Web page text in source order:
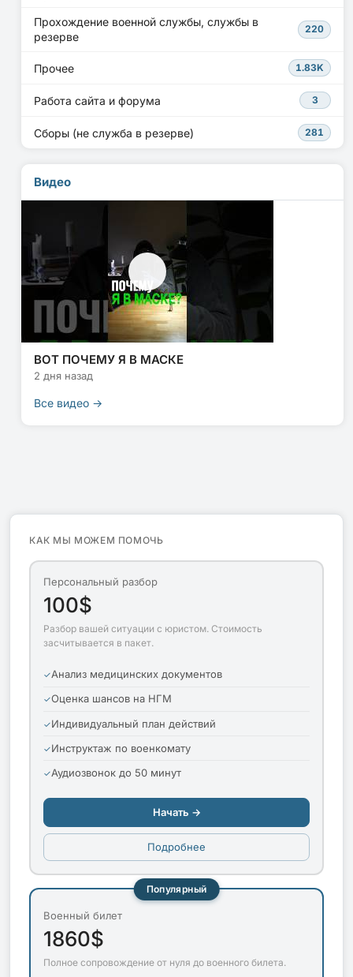
Прохождение военной службы, службы в
резерве
220
Прочее 1.83K
Работа сайта и форума 3
Сборы (не служба в резерве) 281
Видео
ВОТ ПОЧЕМУ Я В МАСКЕ
2 дня назад
Все видео →
КАК МЫ МОЖЕМ ПОМОЧЬ
Персональный разбор
100$
Разбор вашей ситуации с юристом. Стоимость
засчитывается в пакет.
Анализ медицинских документов
Оценка шансов на НГМ
Индивидуальный план действий
Инструктаж по военкомату
Аудиозвонок до 50 минут
Начать →
Подробнее
Популярный
Военный билет
1860$
Полное сопровождение от нуля до военного билета.